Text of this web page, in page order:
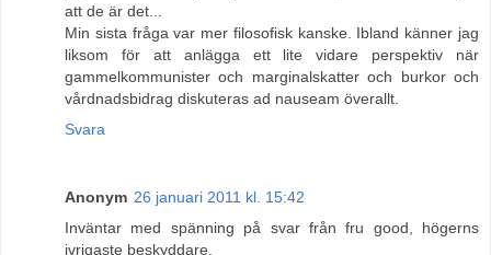
att de är det...
Min sista fråga var mer filosofisk kanske. Ibland känner jag
liksom för att anlägga ett lite vidare perspektiv när
gammelkommunister och marginalskatter och burkor och
vårdnadsbidrag diskuteras ad nauseam överallt.
Svara
Anonym 26 januari 2011 kl. 15:42
Inväntar med spänning på svar från fru good, högerns
ivrigaste beskyddare.